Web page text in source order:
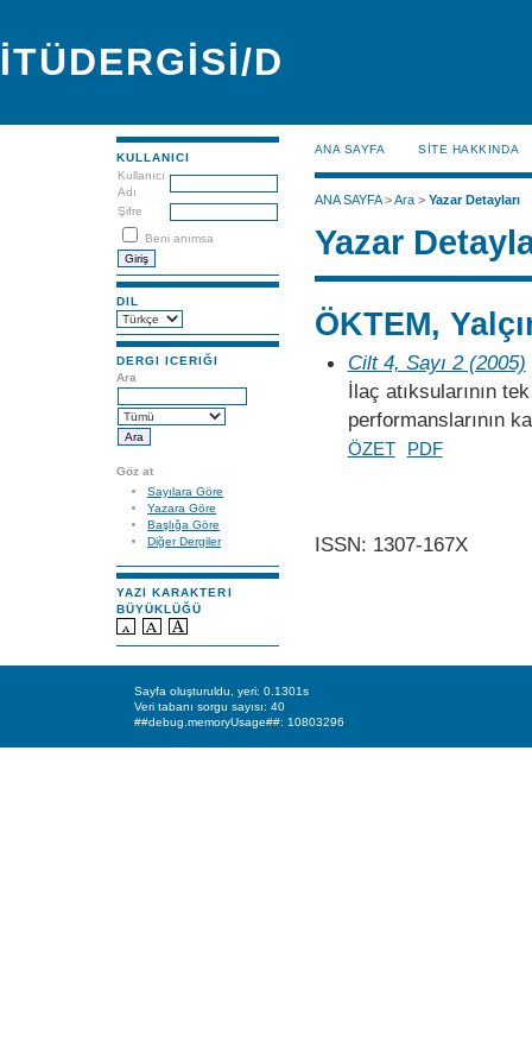
İTÜDERGİSİ/D
KULLANICI
Kullanıcı
Adı
Şifre
Beni anımsa
DIL
DERGI ICERIĞI
Ara
Göz at
Sayılara Göre
Yazara Göre
Başlığa Göre
Diğer Dergiler
YAZI KARAKTERI
BÜYÜKLÜĞÜ
ANA SAYFA SİTE HAKKINDA
ANA SAYFA>Ara> Yazar Detayları
Yazar
ÖKTEM,
Cilt 4, Sayı 2 (2005)
İlaç atıksularının
performanslarının
ÖZET PDF
ISSN: 1307-167X
Sayfa oluşturuldu, yeri: 0.1301s
Veri tabanı sorgu sayısı: 40
##debug.memoryUsage##: 10803296